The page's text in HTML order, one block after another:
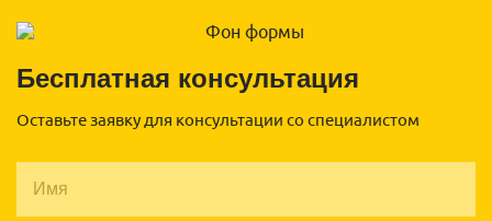
Бесплатная консультация
Оставьте заявку для консультации со специалистом